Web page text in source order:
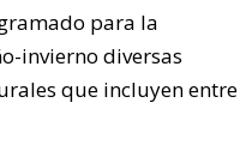
para la
invierno diversas
que incluyen entre